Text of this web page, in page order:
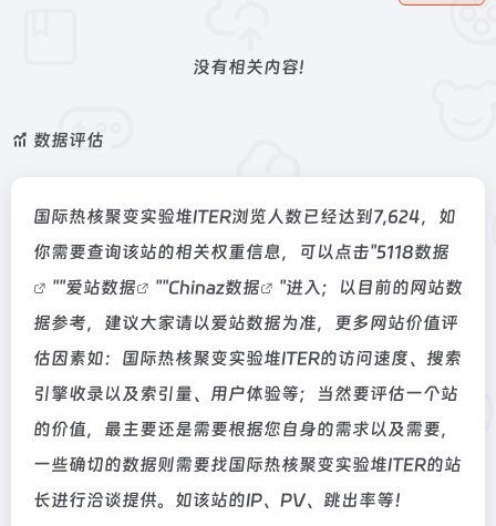
没有相关内容!
数据评估
国际热核聚变实验堆ITER浏览人数已经达到7,624，如
你需要查询该站的相关权重信息，可以点击"5118数据
""爱站数据 ""Chinaz数据
"进入；以目前的网站数
据参考，建议大家请以爱站数据为准，更多网站价值评
估因素如：国际热核聚变实验堆ITER的访问速度、搜索
引擎收录以及索引量、用户体验等；当然要评估一个站
的价值，最主要还是需要根据您自身的需求以及需要，
一些确切的数据则需要找国际热核聚变实验堆ITER的站
长进行洽谈提供。如该站的IP、PV、跳出率等！